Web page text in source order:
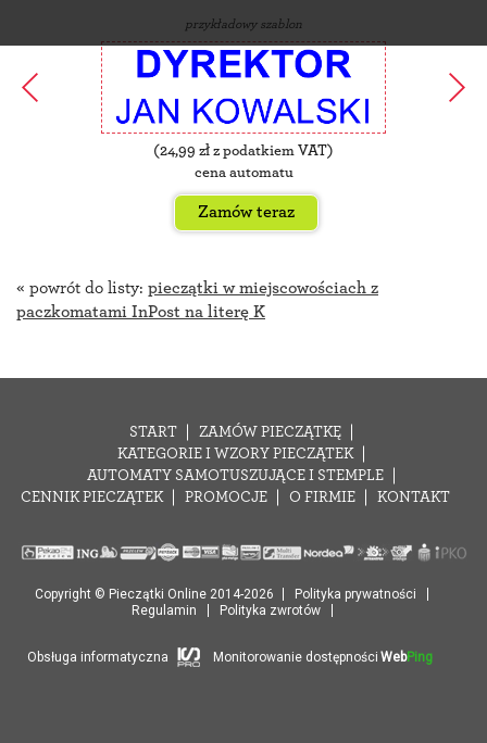
przykładowy szablon
(24,99 zł z podatkiem VAT)
cena automatu
Zamów teraz
« powrót do listy: pieczątki w miejscowościach z
paczkomatami InPost na literę K
START
ZAMÓW PIECZĄTKĘ
KATEGORIE I WZORY PIECZĄTEK
AUTOMATY SAMOTUSZUJĄCE I STEMPLE
CENNIK PIECZĄTEK
PROMOCJE O FIRMIE KONTAKT
Copyright © Pieczątki Online 2014-2026
Polityka prywatności
Regulamin
Polityka zwrotów
Obsługa informatyczna Monitorowanie dostępności WebPing